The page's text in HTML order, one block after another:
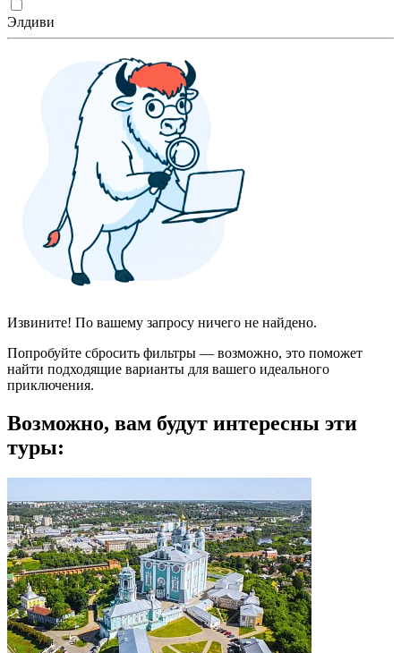
Элдиви
Извините! По вашему запросу ничего не найдено.
Попробуйте сбросить фильтры — возможно, это поможет
найти подходящие варианты для вашего идеального
приключения.
Возможно, вам будут интересны эти
туры: